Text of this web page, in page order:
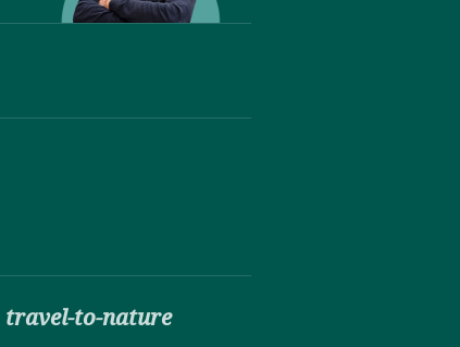
travel-to-nature